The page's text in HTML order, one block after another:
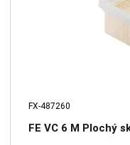
FX-487260
FE VC 6 M Plochý